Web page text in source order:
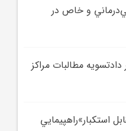
و خاص در
مطالبات مراکز
استکبار»راهپيمايي